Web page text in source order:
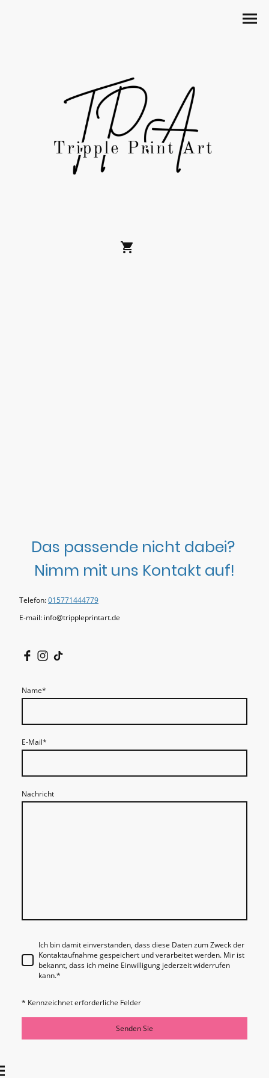
Das passende nicht dabei?
Nimm mit uns Kontakt auf!
Telefon:015771444779
E-mail: info@trippleprintart.de
Name*
E-Mail*
Nachricht
Ich bin damit einverstanden, dass diese Daten zum Zweck der
Kontaktaufnahme gespeichert und verarbeitet werden. Mir ist
bekannt, dass ich meine Einwilligung jederzeit widerrufen
kann.*
* Kennzeichnet erforderliche Felder
Senden Sie